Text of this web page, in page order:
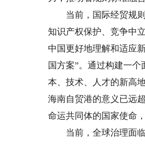
当前，国际经贸规则
知识产权保护、竞争中
中国更好地理解和适应
国方案”。通过构建一
本、技术、人才的新高
海南自贸港的意义已远
命运共同体的国家使命
当前，全球治理面临